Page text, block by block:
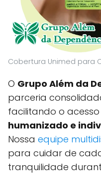
Cobertura Unimed para
O Grupo Além da
parceria
facilitando o
humanizado e
Nossa equipe
para cuidar de
tranquilidade